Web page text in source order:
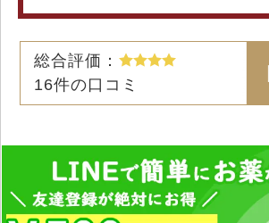
総合評価：
16件の口コミ